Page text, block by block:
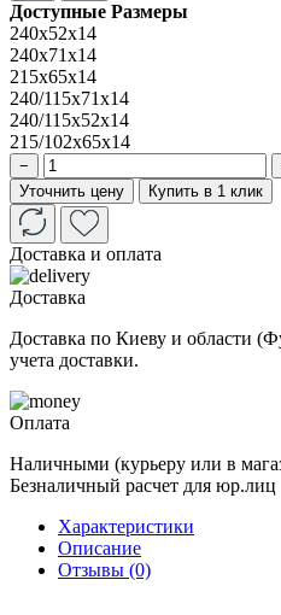
Доступные Размеры
240x52x14
240x71x14
215x65x14
240/115x71x14
240/115x52x14
215/102x65x14
−
Уточнить цену
Купить в 1 клик
Доставка и оплата
Доставка
Доставка по Киеву и области
учета доставки.
Оплата
Наличными (курьеру или в
Безналичный расчет для юр.лиц
Характеристики
Описание
Отзывы (0)